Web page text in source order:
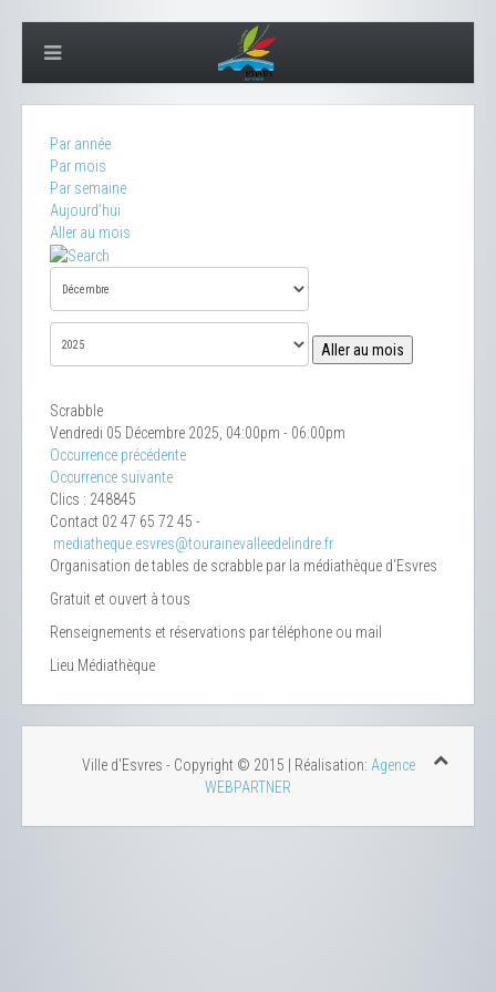
Par année
Par mois
Par semaine
Aujourd'hui
Aller au mois
Aller au mois
Scrabble
Vendredi 05 Décembre 2025, 04:00pm - 06:00pm
Occurrence précédente
Occurrence suivante
Clics : 248845
Contact 02 47 65 72 45 -
mediatheque.esvres@tourainevalleedelindre.fr
Organisation de tables de scrabble par la médiathèque d’Esvres
Gratuit et ouvert à tous
Renseignements et réservations par téléphone ou mail
Lieu Médiathèque
Ville d'Esvres - Copyright © 2015 | Réalisation: Agence
WEBPARTNER